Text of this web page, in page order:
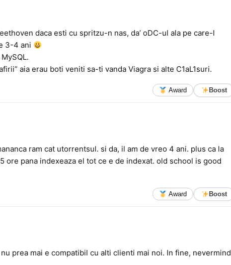
daca esti cu spritzu-n nas, da’ oDC-ul ala pe care-l
3-4 ani
aia erau boti veniti sa-ti vanda Viagra si alte C1aL1suri.
Award Boost
ram cat utorrentsul. si da, il am de vreo 4 ani. plus ca la
ore pana indexeaza el tot ce e de indexat. old school is good
Award Boost
nu prea mai e compatibil cu alti clienti mai noi. In fine, nevermind